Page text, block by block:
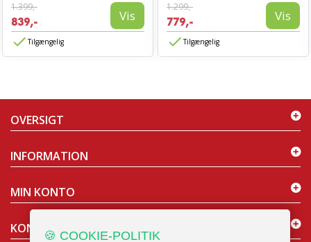
1.399,-
839,- Vis
Tilgængelig
1.299,-
779,- Vis
Tilgængelig
OVERSIGT
INFORMATION
MIN KONTO
KONTAKT OS
🍪 COOKIE-POLITIK